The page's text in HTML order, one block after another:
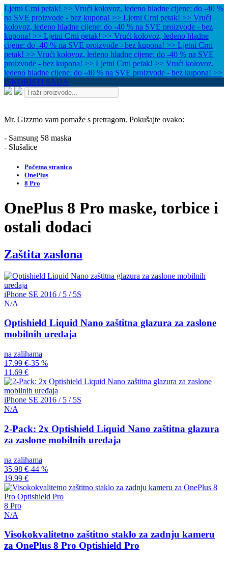
Ljetni Crni petak! >> Vrući kolovoz, ledeno hladne cijene: do -40 %
na SVE proizvode - bez kupona! >> Ljetni Crni petak! >> Vrući
kolovoz, ledeno hladne cijene: do -40 % na SVE proizvode - bez
kupona! >> Ljetni Crni petak! >> Vrući kolovoz, ledeno hladne
cijene: do -40 % na SVE proizvode - bez kupona! >> Ljetni Crni
petak! >> Vrući kolovoz, ledeno hladne cijene: do -40 % na SVE
proizvode - bez kupona! >> Ljetni Crni petak! >> Vrući kolovoz,
ledeno hladne cijene: do -40 % na SVE proizvode - bez kupona! >>
ISKORISTI SADA
Mr. Gizzmo vam pomaže s pretragom. Pokušajte ovako:
- Samsung S8 maska
- Slušalice
Početna stranica
OnePlus
8 Pro
OnePlus 8 Pro maske, torbice i
ostali dodaci
Zaštita zaslona
iPhone SE 2016 / 5 / 5S
N/A
Optishield Liquid Nano zaštitna glazura za zaslone
mobilnih uređaja
na zalihama
17.99 €-35 %
11.69 €
iPhone SE 2016 / 5 / 5S
N/A
2-Pack: 2x Optishield Liquid Nano zaštitna glazura
za zaslone mobilnih uređaja
na zalihama
35.98 €-44 %
19.99 €
8 Pro
N/A
Visokokvalitetno zaštitno staklo za zadnju kameru
za OnePlus 8 Pro Optishield Pro